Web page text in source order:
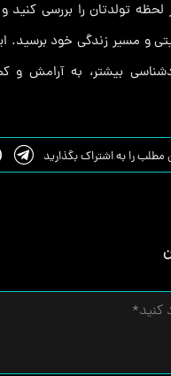
تولدتان را بررسی کنید
و مسیر زندگی خود برسید.
بیشتر، به آرامش و
مطلب را به اشتراک بگذارید